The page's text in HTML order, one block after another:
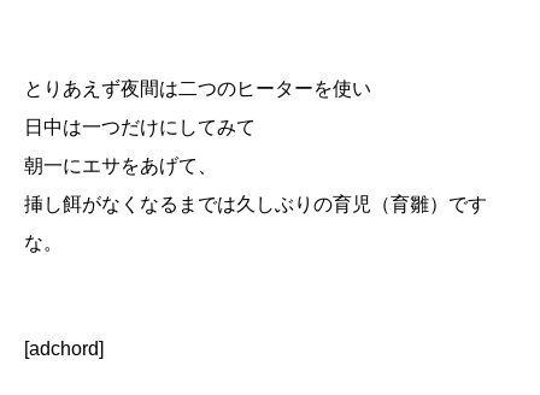
とりあえず夜間は二つのヒーターを使い
日中は一つだけにしてみて
朝一にエサをあげて、
挿し餌がなくなるまでは久しぶりの育児（育雛）です
な。
[adchord]